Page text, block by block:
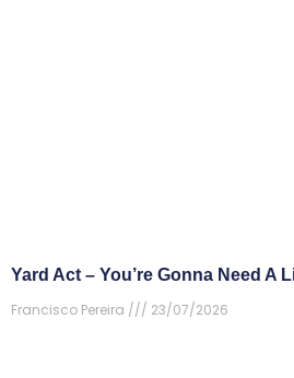
Yard Act – You’re Gonna Need A
Francisco Pereira
23/07/2026